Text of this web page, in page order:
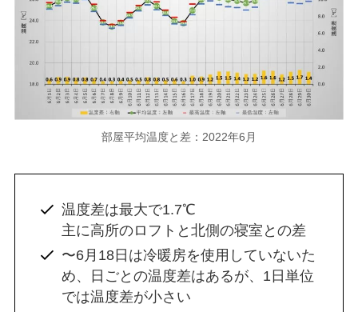
部屋平均温度と差：2022年6月
温度差は最大で1.7℃
主に高所のロフトと北側の寝室との差
〜6月18日は冷暖房を使用していないた
め、日ごとの温度差はあるが、1日単位
では温度差が小さい